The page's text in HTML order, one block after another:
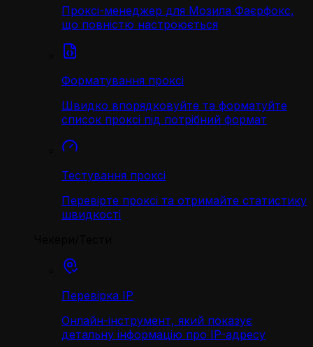
Проксі-менеджер для Мозила Фаєрфокс,
що повністю настроюється
Форматування проксі
Швидко впорядковуйте та форматуйте
список проксі під потрібний формат
Тестування проксі
Перевірте проксі та отримайте статистику
швидкості
Перевірка IP
Онлайн-інструмент, який показує
детальну інформацію про IP-адресу